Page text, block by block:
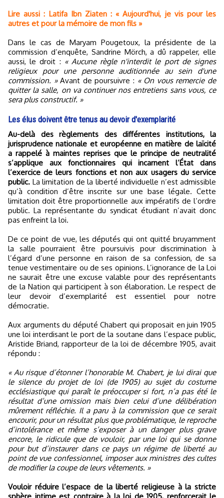
Lire aussi : Latifa Ibn Ziaten : « Aujourd'hui, je vis pour les
autres et pour la mémoire de mon fils »
Dans le cas de Maryam Pougetoux, la présidente de la
commission d’enquête, Sandrine Mörch, a dû rappeler, elle
aussi, le droit : « Aucune règle n'interdit le port de signes
religieux pour une personne auditionnée au sein d'une
commission. »Avant de poursuivre : « On vous remercie de
quitter la salle, on va continuer nos entretiens sans vous, ce
sera plus constructif. »
Les élus doivent être tenus au devoir d'exemplarité
Au-delà des règlements des différentes institutions, la
jurisprudence nationale et européenne en matière de laïcité
a rappelé à maintes reprises que le principe de neutralité
s’applique aux fonctionnaires qui incarnent l’État dans
l’exercice de leurs fonctions et non aux usagers du service
public. La limitation de la liberté individuelle n’est admissible
qu’à condition d’être inscrite sur une base légale. Cette
limitation doit être proportionnelle aux impératifs de l’ordre
public. La représentante du syndicat étudiant n’avait donc
pas enfreint la loi.
De ce point de vue, les députés qui ont quitté bruyamment
la salle pourraient être poursuivis pour discrimination à
l’égard d’une personne en raison de sa confession, de sa
tenue vestimentaire ou de ses opinions. L’ignorance de la Loi
ne saurait être une excuse valable pour des représentants
de la Nation qui participent à son élaboration. Le respect de
leur devoir d’exemplarité est essentiel pour notre
démocratie.
Aux arguments du député Chabert qui proposait en juin 1905
une loi interdisant le port de la soutane dans l’espace public,
Aristide Briand, rapporteur de la loi de décembre 1905, avait
répondu :
« Au risque d’étonner l’honorable M. Chabert, je lui dirai que
le silence du projet de loi (de 1905) au sujet du costume
ecclésiastique qui paraît le préoccuper si fort, n’a pas été le
résultat d’une omission mais bien celui d’une délibération
mûrement réfléchie. Il a paru à la commission que ce serait
encourir, pour un résultat plus que problématique, le reproche
d’intolérance et même s’exposer à un danger plus grave
encore, le ridicule que de vouloir, par une loi qui se donne
pour but d’instaurer dans ce pays un régime de liberté au
point de vue confessionnel, imposer aux ministres des cultes
de modifier la coupe de leurs vêtements. »
Vouloir réduire l’espace de la liberté religieuse à la stricte